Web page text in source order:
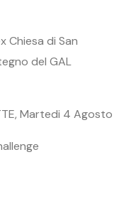
Chiesa di San
del GAL
Martedi 4 Agosto